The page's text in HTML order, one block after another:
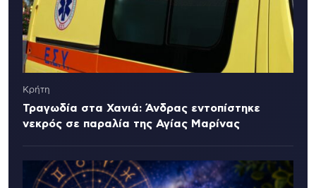
Κρήτη
Τραγωδία στα Χανιά: Άνδρας εντοπίστηκε
νεκρός σε παραλία της Αγίας Μαρίνας